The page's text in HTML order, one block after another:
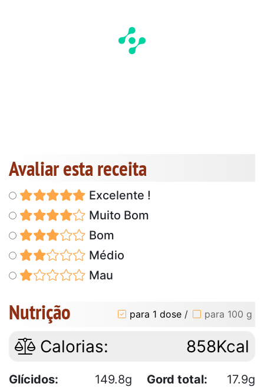
Avaliar esta receita
Excelente !
Muito Bom
Bom
Médio
Mau
Nutrição para 1 dose / para 100 g
Calorias: 858Kcal
Glícidos: 149.8g Gord total:
17.9g